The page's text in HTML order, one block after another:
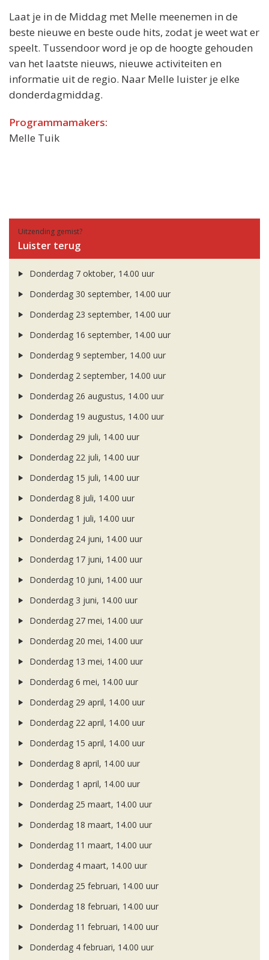
Laat je in de Middag met Melle meenemen in de
beste nieuwe en beste oude hits, zodat je weet wat er
speelt. Tussendoor word je op de hoogte gehouden
van het laatste nieuws, nieuwe activiteiten en
informatie uit de regio. Naar Melle luister je elke
donderdagmiddag.
Programmamakers:
Melle Tuik
Uitzending gemist?
Luister terug
Donderdag 7 oktober, 14.00 uur
Donderdag 30 september, 14.00 uur
Donderdag 23 september, 14.00 uur
Donderdag 16 september, 14.00 uur
Donderdag 9 september, 14.00 uur
Donderdag 2 september, 14.00 uur
Donderdag 26 augustus, 14.00 uur
Donderdag 19 augustus, 14.00 uur
Donderdag 29 juli, 14.00 uur
Donderdag 22 juli, 14.00 uur
Donderdag 15 juli, 14.00 uur
Donderdag 8 juli, 14.00 uur
Donderdag 1 juli, 14.00 uur
Donderdag 24 juni, 14.00 uur
Donderdag 17 juni, 14.00 uur
Donderdag 10 juni, 14.00 uur
Donderdag 3 juni, 14.00 uur
Donderdag 27 mei, 14.00 uur
Donderdag 20 mei, 14.00 uur
Donderdag 13 mei, 14.00 uur
Donderdag 6 mei, 14.00 uur
Donderdag 29 april, 14.00 uur
Donderdag 22 april, 14.00 uur
Donderdag 15 april, 14.00 uur
Donderdag 8 april, 14.00 uur
Donderdag 1 april, 14.00 uur
Donderdag 25 maart, 14.00 uur
Donderdag 18 maart, 14.00 uur
Donderdag 11 maart, 14.00 uur
Donderdag 4 maart, 14.00 uur
Donderdag 25 februari, 14.00 uur
Donderdag 18 februari, 14.00 uur
Donderdag 11 februari, 14.00 uur
Donderdag 4 februari, 14.00 uur